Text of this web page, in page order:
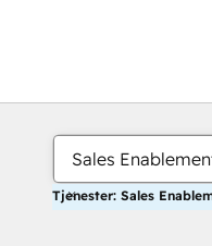
Sales
Tjenester: Sales